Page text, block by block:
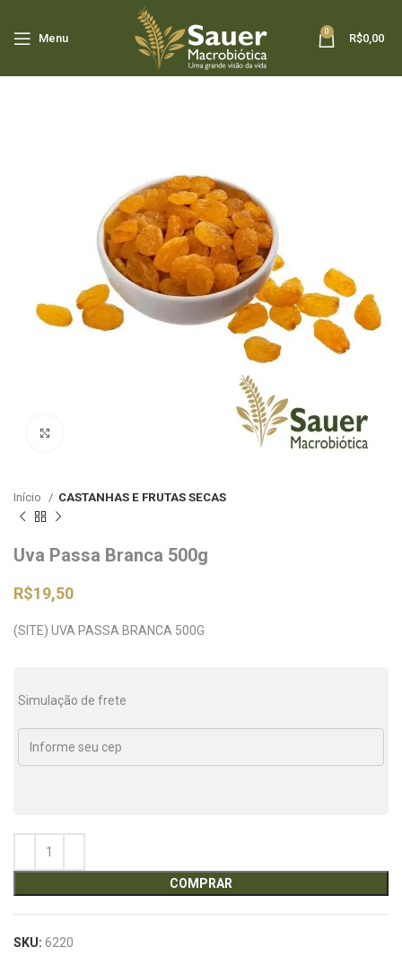
Menu
0
R$0,00
Início CASTANHAS E FRUTAS SECAS
Uva Passa Branca 500g
R$19,50
(SITE) UVA PASSA BRANCA 500G
Simulação de frete
COMPRAR
SKU: 6220